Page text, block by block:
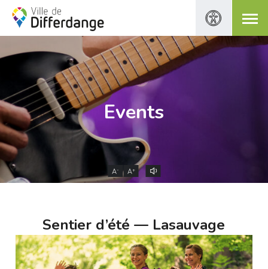
Events
A- A+
Sentier d’été — Lasauvage